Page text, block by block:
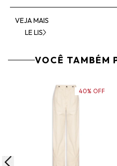
VEJA MAIS
LE LIS
VOCÊ TAMBÉM
40% OFF